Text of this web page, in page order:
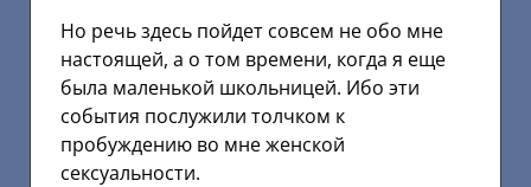
Но речь здесь пойдет совсем не обо мне
настоящей, а о том времени, когда я еще
была маленькой школьницей. Ибо эти
события послужили толчком к
пробуждению во мне женской
сексуальности.